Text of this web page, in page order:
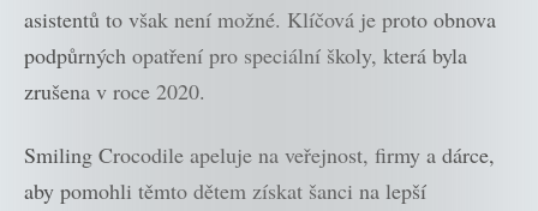
asistentů to však není možné. Klíčová je proto obnova
podpůrných opatření pro speciální školy, která byla
zrušena v roce 2020.
Smiling Crocodile apeluje na veřejnost, firmy a dárce,
aby pomohli těmto dětem získat šanci na lepší